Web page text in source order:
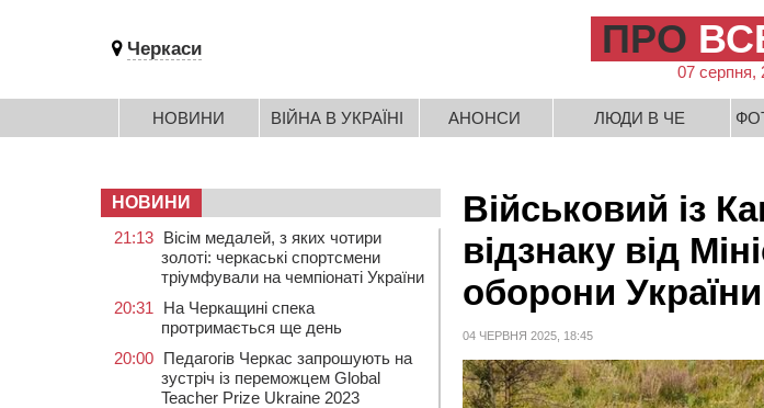
Черкаси ПРО
07 серпня,
НОВИНИ ВІЙНА В УКРАЇНІ АНОНСИ ЛЮДИ В ЧЕ
Військовий із
відзнаку від
оборони України
04 ЧЕРВНЯ 2025, 18:45
НОВИНИ
21:13 Вісім медалей, з яких чотири
золоті: черкаські спортсмени
тріумфували на чемпіонаті України
20:31
На Черкащині спека
протримається ще день
20:00 Педагогів Черкас запрошують на
зустріч із переможцем Global
Teacher Prize Ukraine 2023